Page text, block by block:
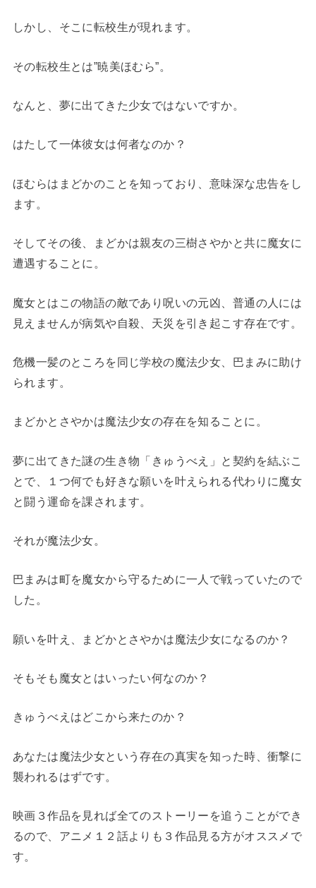
しかし、そこに転校生が現れます。
その転校生とは”暁美ほむら”。
なんと、夢に出てきた少女ではないですか。
はたして一体彼女は何者なのか？
ほむらはまどかのことを知っており、意味深な忠告をし
ます。
そしてその後、まどかは親友の三樹さやかと共に魔女に
遭遇することに。
魔女とはこの物語の敵であり呪いの元凶、普通の人には
見えませんが病気や自殺、天災を引き起こす存在です。
危機一髪のところを同じ学校の魔法少女、巴まみに助け
られます。
まどかとさやかは魔法少女の存在を知ることに。
夢に出てきた謎の生き物「きゅうべえ」と契約を結ぶこ
とで、１つ何でも好きな願いを叶えられる代わりに魔女
と闘う運命を課されます。
それが魔法少女。
巴まみは町を魔女から守るために一人で戦っていたので
した。
願いを叶え、まどかとさやかは魔法少女になるのか？
そもそも魔女とはいったい何なのか？
きゅうべえはどこから来たのか？
あなたは魔法少女という存在の真実を知った時、衝撃に
襲われるはずです。
映画３作品を見れば全てのストーリーを追うことができ
るので、アニメ１２話よりも３作品見る方がオススメで
す。